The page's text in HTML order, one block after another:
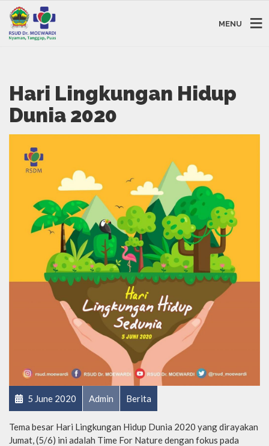
MENU
Hari Lingkungan Hidup
Dunia 2020
5 June 2020 Admin Berita
Tema besar Hari Lingkungan Hidup Dunia 2020 yang dirayakan
Jumat, (5/6) ini adalah Time For Nature dengan fokus pada